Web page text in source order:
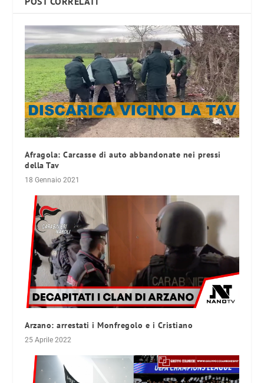
Afragola: Carcasse di auto abbandonate nei pressi
della Tav
18 Gennaio 2021
Arzano: arrestati i Monfregolo e i Cristiano
25 Aprile 2022